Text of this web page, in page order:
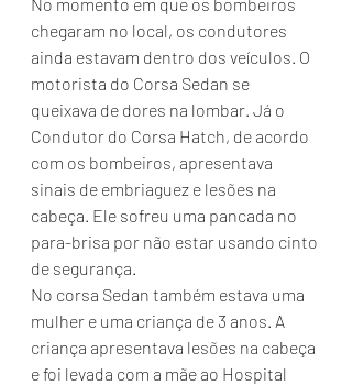
chegaram no local, os condutores
ainda estavam dentro dos veículos. O
motorista do Corsa Sedan se
queixava de dores na lombar. Já o
Condutor do Corsa Hatch, de acordo
com os bombeiros, apresentava
sinais de embriaguez e lesões na
cabeça. Ele sofreu uma pancada no
para-brisa por não estar usando cinto
de segurança.
No corsa Sedan também estava uma
mulher e uma criança de 3 anos. A
criança apresentava lesões na cabeça
e foi levada com a mãe ao Hospital